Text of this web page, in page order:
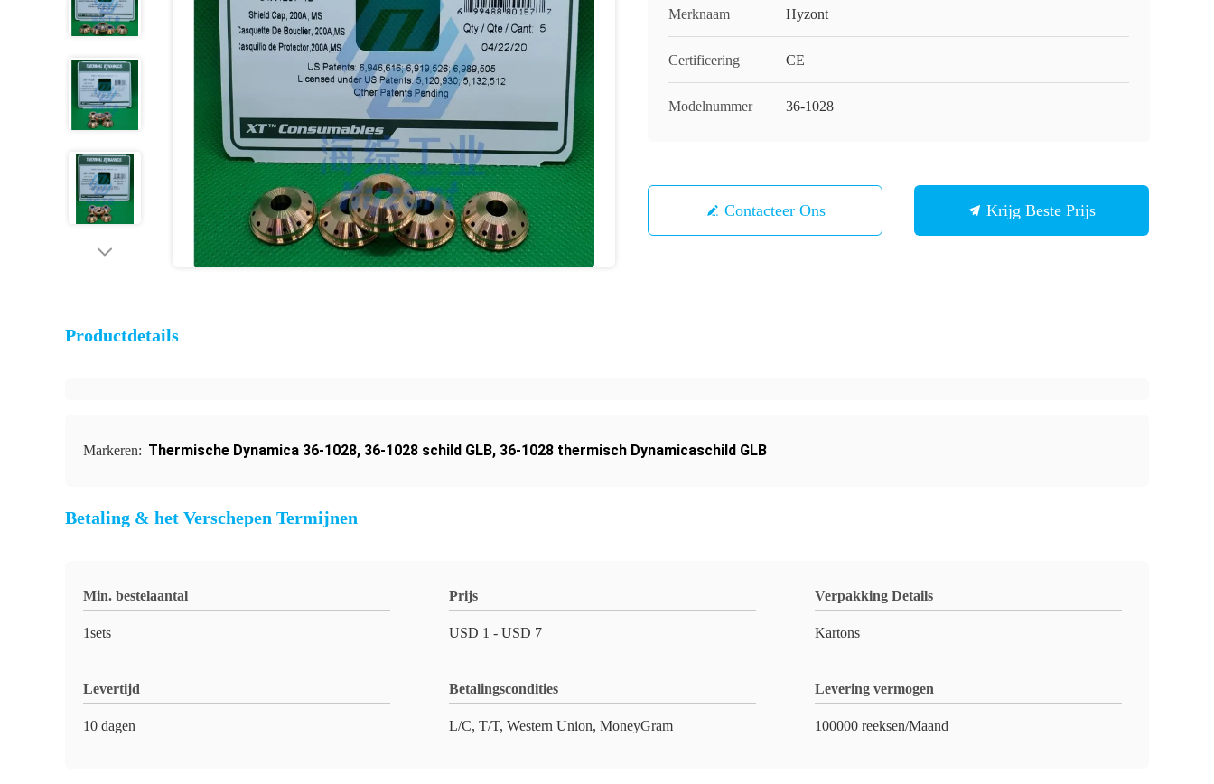
Merknaam Hyzont
Certificering CE
Modelnummer 36-1028
Contacteer Ons Krijg Beste Prijs
Productdetails
Markeren: Thermische Dynamica 36-1028, 36-1028 schild GLB, 36-1028 thermisch Dynamicaschild GLB
Betaling & het Verschepen Termijnen
Min. bestelaantal
1sets
Prijs
USD 1 - USD 7
Verpakking Details
Kartons
Levertijd
10 dagen
Betalingscondities
L/C, T/T, Western Union, MoneyGram
Levering vermogen
100000 reeksen/Maand